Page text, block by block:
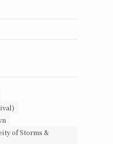
of Storms &